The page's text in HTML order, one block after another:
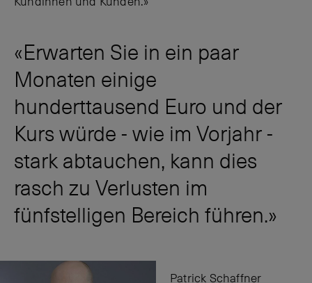
Erwarten Sie in ein paar
Monaten einige
hunderttausend Euro und der
Kurs würde - wie im Vorjahr -
stark abtauchen, kann dies
rasch zu Verlusten im
fünfstelligen Bereich führen.
Patrick Schaffner